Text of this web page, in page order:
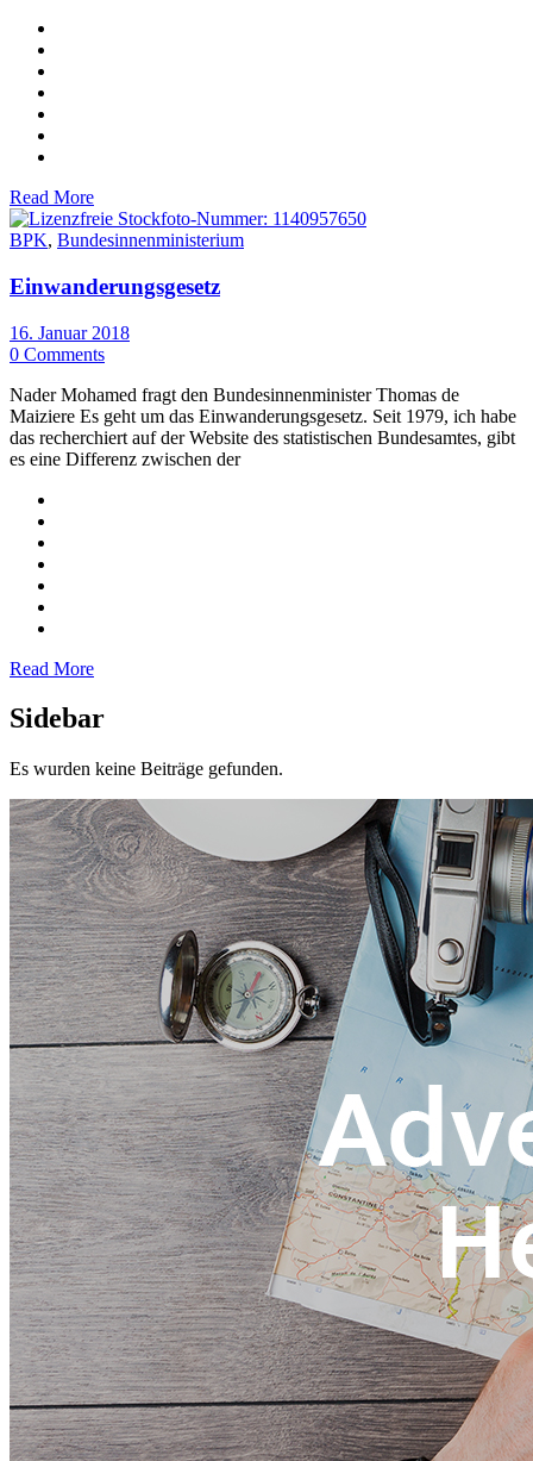
Read More
BPK, Bundesinnenministerium
Einwanderungsgesetz
16. Januar 2018
0 Comments
Nader Mohamed fragt den Bundesinnenminister Thomas de
Maiziere Es geht um das Einwanderungsgesetz. Seit 1979, ich habe
das recherchiert auf der Website des statistischen Bundesamtes, gibt
es eine Differenz zwischen der
Read More
Sidebar
Es wurden keine Beiträge gefunden.